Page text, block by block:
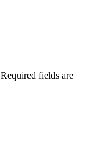
Required fields are